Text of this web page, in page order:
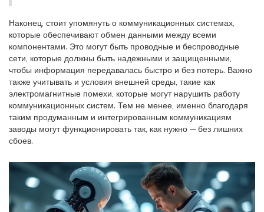
Наконец, стоит упомянуть о коммуникационных системах,
которые обеспечивают обмен данными между всеми
компонентами. Это могут быть проводные и беспроводные
сети, которые должны быть надежными и защищенными,
чтобы информация передавалась быстро и без потерь. Важно
также учитывать и условия внешней среды, такие как
электромагнитные помехи, которые могут нарушить работу
коммуникационных систем. Тем не менее, именно благодаря
таким продуманным и интегрированным коммуникациям
заводы могут функционировать так, как нужно — без лишних
сбоев.